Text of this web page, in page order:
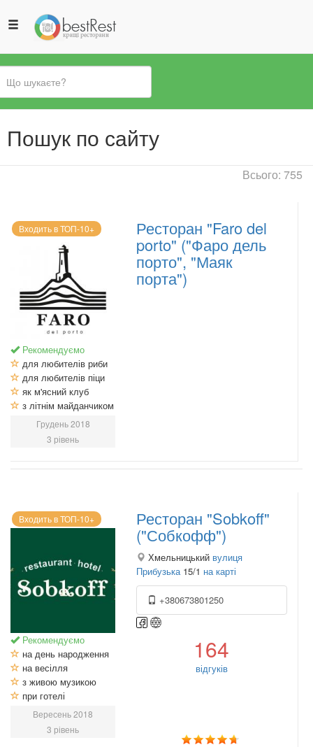
Ви
єПошук по сайту
Всього: 755
Входить в ТОП-10+
Рекомендуємо
для любителів риби
для любителів піци
як м'ясний клуб
з літнім майданчиком
Грудень 2018
3 рівень
Ресторан "Faro del
porto" ("Фаро дель
порто", "Маяк
порта")
Входить в ТОП-10+
Рекомендуємо
на день народження
на весілля
з живою музикою
при готелі
Вересень 2018
3 рівень
Ресторан "Sobkoff"
("Собкофф")
Хмельницький вулиця
Прибузька 15/1 на карті
+380673801250
164
відгуків